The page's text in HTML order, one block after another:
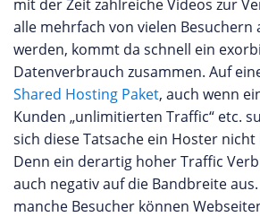
mit der Zeit zahlreiche Videos zur
alle mehrfach von vielen Besuchern
werden, kommt da schnell ein
Datenverbrauch zusammen. Auf
Shared Hosting Paket, auch wenn
Kunden „unlimitierten Traffic“ etc.
sich diese Tatsache ein Hoster nicht
Denn ein derartig hoher Traffic
auch negativ auf die Bandbreite
manche Besucher können